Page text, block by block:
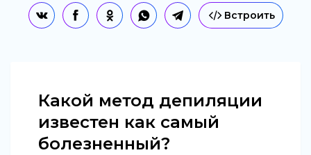
Встроить
Какой метод депиляции
известен как самый
болезненный?